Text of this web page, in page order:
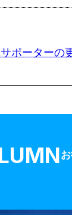
ポーターの